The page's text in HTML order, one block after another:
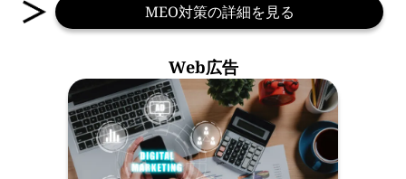
MEO対策の詳細を見る
Web広告